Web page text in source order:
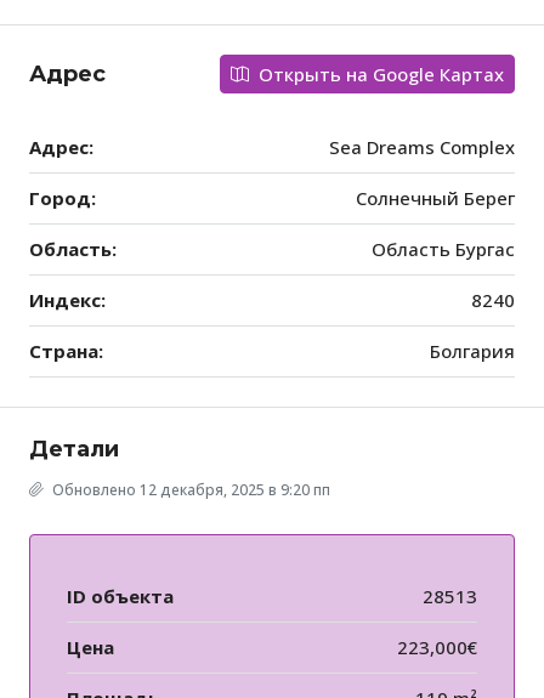
Адрес Открыть на Google Картах
Адрес: Sea Dreams Complex
Город: Солнечный Берег
Область: Область Бургас
Индекс: 8240
Страна: Болгария
Детали
Обновлено 12 декабря, 2025 в 9:20 пп
ID объекта 28513
Цена 223,000€